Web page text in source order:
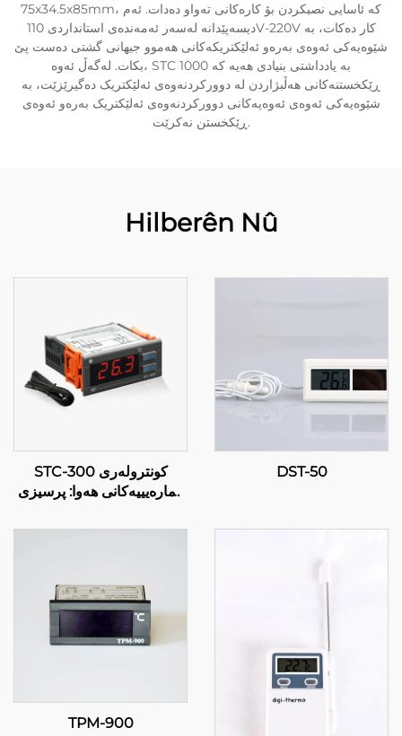
75x34.5x85mm، کە ئاسایی نصبکردن بۆ کارەکانی تەواو دەدات. ئەم
دیسەپێدانە لەسەر ئەمەندەی استانداردی 110V-220V کار دەکات، بە
شێوەیەکی ئەوەی بەرەو ئەلێکتریکەکانی هەموو جیهانی گشتی دەست پێ
بکات. لەگەڵ ئەوە، STC 1000 بە یادداشتی بنیادی هەیە کە
ڕێکخستنەکانی هەڵبژاردن لە دوورکردنەوەی ئەلێکتریک دەگیرێزێت، بە
شێوەیەکی ئەوەی ئەوەیەکانی دوورکردنەوەی ئەلێکتریک بەرەو ئەوەی
ڕێکخستن نەکرێت.
Hilberên Nû
STC-300 کونترولەری
ژمارەیییەکانی هەوا: پرسیزی
کارپێکردنەوەی هەوا بە
DST-50
TPM-900